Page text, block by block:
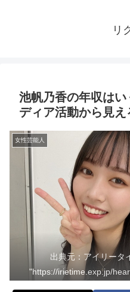
リ
池帆乃香の年収は
ディア活動から見
女性芸能人
出典元：アイリータ
"https://irietime.exp.jp/